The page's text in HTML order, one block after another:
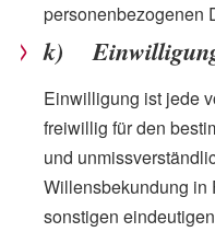
personenbezogenen
k)
Einwilligung ist jede
freiwillig für den
und
Willensbekundung in
sonstigen